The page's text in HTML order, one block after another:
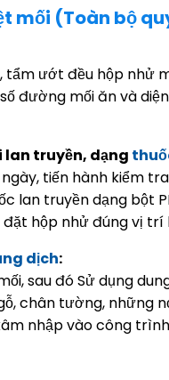
mối (Toàn bộ
tẩm ướt đều hộp nhử
đường mối ăn và
lan truyền, dạng
tiến hành kiểm
lan truyền dạng bột
hộp nhử đúng vị trí
dịch:
sau đó Sử dụng
chân tường, những
nhập vào công